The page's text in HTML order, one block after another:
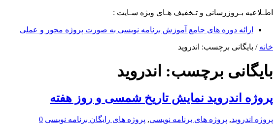
اطـلاعیه بـروزرسانی و تـخفیف هـای ویژه سـایت :
ارائه دوره های جامع آموزش برنامه نویسی به صورت پروژه محور و عملی
خانه / بایگانی برچسب: اندروید
بایگانی برچسب: اندروید
پروژه اندروید نمایش تاریخ شمسی و روز هفته
پروژه اندروید, پروژه های برنامه نویسی, پروژه های رایگان برنامه نویسی 0